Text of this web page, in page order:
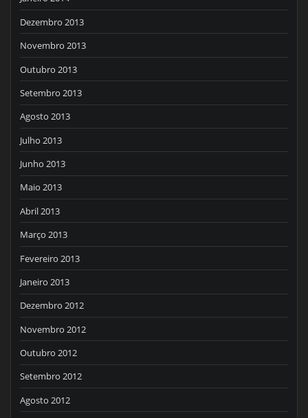
Dezembro 2013
Novembro 2013
Outubro 2013
Setembro 2013
Agosto 2013
Julho 2013
Junho 2013
Maio 2013
Abril 2013
Março 2013
Fevereiro 2013
Janeiro 2013
Dezembro 2012
Novembro 2012
Outubro 2012
Setembro 2012
Agosto 2012